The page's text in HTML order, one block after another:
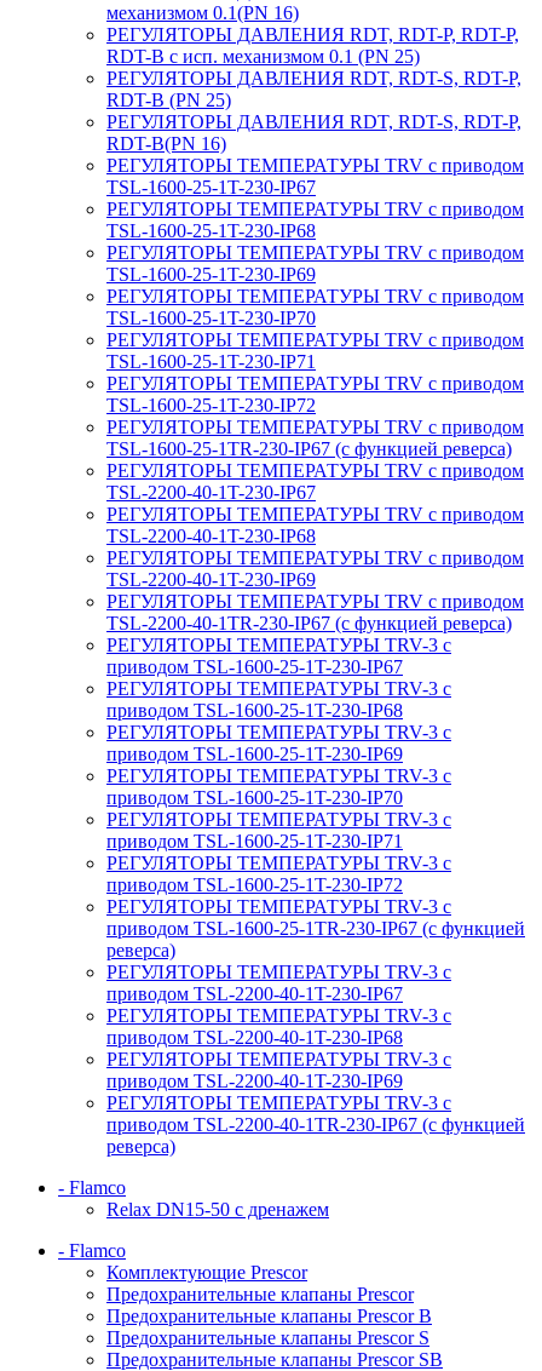
механизмом 0.1(PN 16)
РЕГУЛЯТОРЫ ДАВЛЕНИЯ RDT, RDT-P, RDT-P,
RDT-B с исп. механизмом 0.1 (PN 25)
РЕГУЛЯТОРЫ ДАВЛЕНИЯ RDT, RDT-S, RDT-P,
RDT-B (PN 25)
РЕГУЛЯТОРЫ ДАВЛЕНИЯ RDT, RDT-S, RDT-P,
RDT-B(PN 16)
РЕГУЛЯТОРЫ ТЕМПЕРАТУРЫ TRV с приводом
TSL-1600-25-1T-230-IP67
РЕГУЛЯТОРЫ ТЕМПЕРАТУРЫ TRV с приводом
TSL-1600-25-1T-230-IP68
РЕГУЛЯТОРЫ ТЕМПЕРАТУРЫ TRV с приводом
TSL-1600-25-1T-230-IP69
РЕГУЛЯТОРЫ ТЕМПЕРАТУРЫ TRV с приводом
TSL-1600-25-1T-230-IP70
РЕГУЛЯТОРЫ ТЕМПЕРАТУРЫ TRV с приводом
TSL-1600-25-1T-230-IP71
РЕГУЛЯТОРЫ ТЕМПЕРАТУРЫ TRV с приводом
TSL-1600-25-1T-230-IP72
РЕГУЛЯТОРЫ ТЕМПЕРАТУРЫ TRV с приводом
TSL-1600-25-1TR-230-IP67 (с функцией реверса)
РЕГУЛЯТОРЫ ТЕМПЕРАТУРЫ TRV с приводом
TSL-2200-40-1T-230-IP67
РЕГУЛЯТОРЫ ТЕМПЕРАТУРЫ TRV с приводом
TSL-2200-40-1T-230-IP68
РЕГУЛЯТОРЫ ТЕМПЕРАТУРЫ TRV с приводом
TSL-2200-40-1T-230-IP69
РЕГУЛЯТОРЫ ТЕМПЕРАТУРЫ TRV с приводом
TSL-2200-40-1TR-230-IP67 (с функцией реверса)
РЕГУЛЯТОРЫ ТЕМПЕРАТУРЫ TRV-3 с
приводом TSL-1600-25-1T-230-IP67
РЕГУЛЯТОРЫ ТЕМПЕРАТУРЫ TRV-3 с
приводом TSL-1600-25-1T-230-IP68
РЕГУЛЯТОРЫ ТЕМПЕРАТУРЫ TRV-3 с
приводом TSL-1600-25-1T-230-IP69
РЕГУЛЯТОРЫ ТЕМПЕРАТУРЫ TRV-3 с
приводом TSL-1600-25-1T-230-IP70
РЕГУЛЯТОРЫ ТЕМПЕРАТУРЫ TRV-3 с
приводом TSL-1600-25-1T-230-IP71
РЕГУЛЯТОРЫ ТЕМПЕРАТУРЫ TRV-3 с
приводом TSL-1600-25-1T-230-IP72
РЕГУЛЯТОРЫ ТЕМПЕРАТУРЫ TRV-3 с
приводом TSL-1600-25-1TR-230-IP67 (с функцией
реверса)
РЕГУЛЯТОРЫ ТЕМПЕРАТУРЫ TRV-3 с
приводом TSL-2200-40-1T-230-IP67
РЕГУЛЯТОРЫ ТЕМПЕРАТУРЫ TRV-3 с
приводом TSL-2200-40-1T-230-IP68
РЕГУЛЯТОРЫ ТЕМПЕРАТУРЫ TRV-3 с
приводом TSL-2200-40-1T-230-IP69
РЕГУЛЯТОРЫ ТЕМПЕРАТУРЫ TRV-3 с
приводом TSL-2200-40-1TR-230-IP67 (с функцией
реверса)
- Flamco
Relax DN15-50 с дренажем
- Flamco
Комплектующие Prescor
Предохранительные клапаны Prescor
Предохранительные клапаны Prescor B
Предохранительные клапаны Prescor S
Предохранительные клапаны Prescor SB